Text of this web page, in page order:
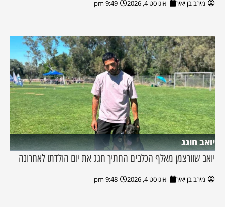
מירב בן יאיר אוגוסט 4, 2026 9:49 pm
יואב חוגג
יואב שוורצמן מאלף הכלבים החתיך חגג את יום הולדתו לאחרונה
מירב בן יאיר אוגוסט 4, 2026 9:48 pm